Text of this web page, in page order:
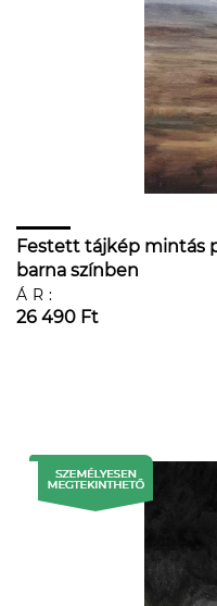
Festett tájkép mintás
barna színben
ÁR:
26 490 Ft